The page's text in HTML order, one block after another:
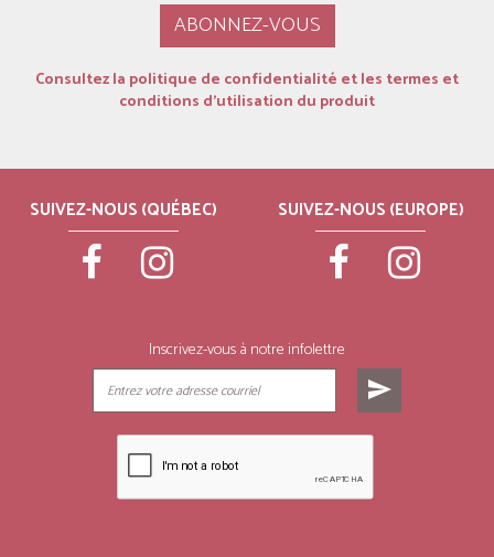
ABONNEZ-VOUS
Consultez la politique de confidentialité et les termes et
conditions d’utilisation du produit
SUIVEZ-NOUS (QUÉBEC) SUIVEZ-NOUS (EUROPE)
Inscrivez-vous à notre infolettre
send